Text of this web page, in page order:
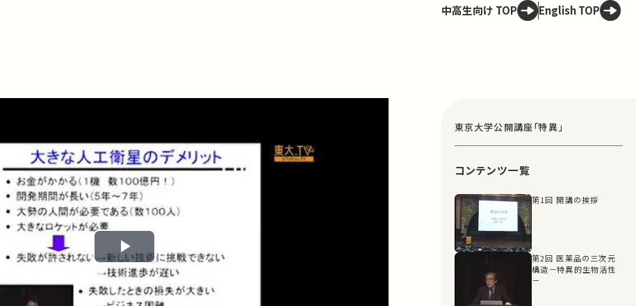
中高生向け TOP English TOP
Play
Video
東京大学公開講座「特異」
コンテンツ一覧
第1回 開講の挨拶
第2回 医薬品の三次元
構造－特異的生物活性
－